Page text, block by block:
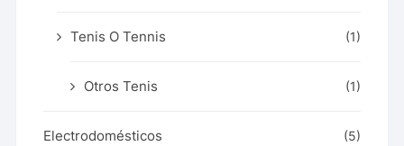
Tenis O Tennis (1)
Otros Tenis (1)
Electrodomésticos (5)